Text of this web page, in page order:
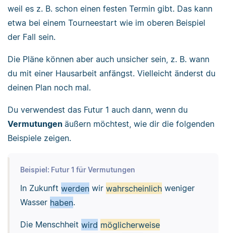
weil es z. B. schon einen festen Termin gibt. Das kann
etwa bei einem Tourneestart wie im oberen Beispiel
der Fall sein.
Die Pläne können aber auch unsicher sein, z. B. wann
du mit einer Hausarbeit anfängst. Vielleicht änderst du
deinen Plan noch mal.
Du verwendest das Futur 1 auch dann, wenn du
Vermutungen äußern möchtest, wie dir die folgenden
Beispiele zeigen.
Beispiel: Futur 1 für Vermutungen
In Zukunft werdenwir wahrscheinlichweniger
Wasser haben.
Die Menschheit wird möglicherweise